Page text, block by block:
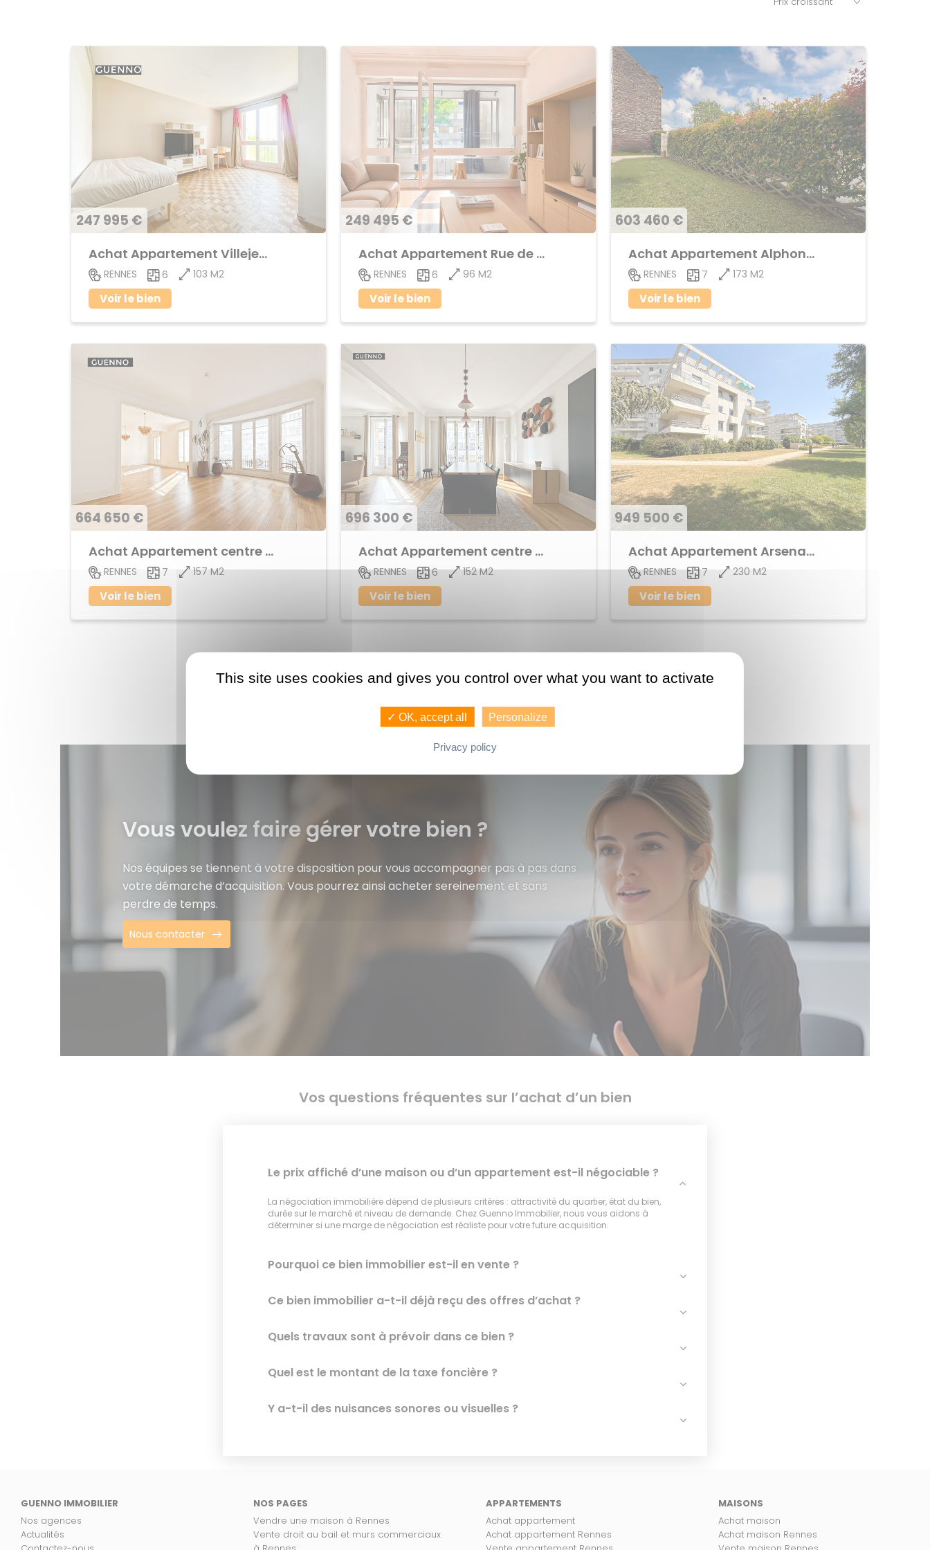
247 995 €
Achat Appartement Villejean
RENNES 6 103 M2
Voir le bien
249 495 €
Achat Appartement Rue de Nantes
RENNES 6 96 M2
Voir le bien
603 460 €
Achat Appartement Alphonse Guerin
RENNES 7 173 M2
Voir le bien
664 650 €
Achat Appartement centre ville
RENNES 7 157 M2
Voir le bien
696 300 €
Achat Appartement centre ville
RENNES 6 152 M2
Voir le bien
949 500 €
Achat Appartement Arsenal - Redon
RENNES 7 230 M2
Voir le bien
Vous voulez faire gérer votre bien ?
Nos équipes se tiennent à votre disposition pour vous accompagner pas à pas dans
votre démarche d’acquisition. Vous pourrez ainsi acheter sereinement et sans
perdre de temps.
Nous contacter
Vos questions fréquentes sur l’achat d’un bien
Le prix affiché d’une maison ou d’un appartement est-il négociable ?
La négociation immobilière dépend de plusieurs critères : attractivité du quartier, état du bien,
durée sur le marché et niveau de demande. Chez Guenno Immobilier, nous vous aidons à
déterminer si une marge de négociation est réaliste pour votre future acquisition.
Pourquoi ce bien immobilier est-il en vente ?
Ce bien immobilier a-t-il déjà reçu des offres d’achat ?
Quels travaux sont à prévoir dans ce bien ?
Quel est le montant de la taxe foncière ?
Y a-t-il des nuisances sonores ou visuelles ?
GUENNO IMMOBILIER
Nos agences
Actualités
NOS PAGES
Vendre une maison à Rennes
Vente droit au bail et murs commerciaux
APPARTEMENTS
Achat appartement
Achat appartement Rennes
MAISONS
Achat maison
Achat maison Rennes
This site uses cookies and gives you control over what you want to activate
✓ OK, accept all Personalize
Privacy policy